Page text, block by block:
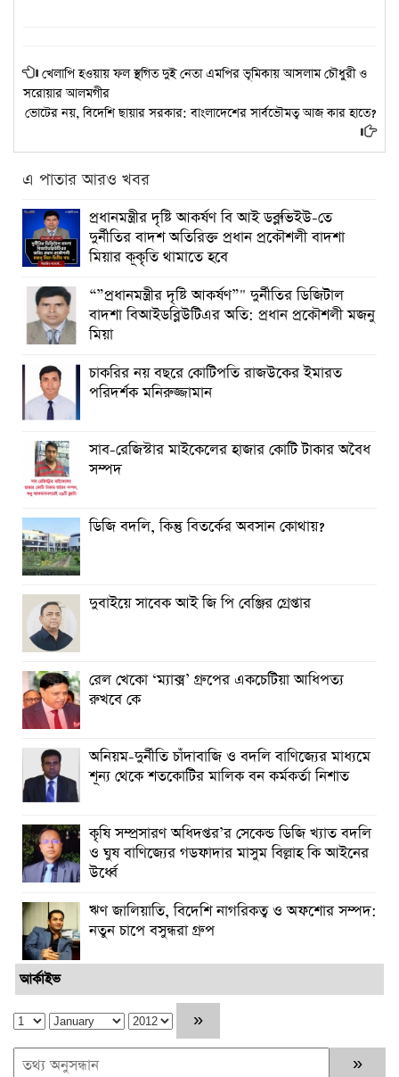
খেলাপি হওয়ায় ফল স্থগিত দুই নেতা এমপির ভূমিকায় আসলাম চৌধুরী ও
সরোয়ার আলমগীর
ভোটের নয়, বিদেশি ছায়ার সরকার: বাংলাদেশের সার্বভৌমত্ব আজ কার হাতে?
এ পাতার আরও খবর
প্রধানমন্ত্রীর দৃষ্টি আকর্ষণ বি আই ডব্লুভিইউ-তে
দুর্নীতির বাদশ অতিরিক্ত প্রধান প্রকৌশলী বাদশা
মিয়ার কূকৃতি থামাতে হবে
“”প্রধানমন্ত্রীর দৃষ্টি আকর্ষণ”" দুর্নীতির ডিজিটাল
বাদশা বিআইডব্লিউটিএর অতি: প্রধান প্রকৌশলী মজনু
মিয়া
চাকরির নয় বছরে কোটিপতি রাজউকের ইমারত
পরিদর্শক মনিরুজ্জামান
সাব-রেজিস্টার মাইকেলের হাজার কোটি টাকার অবৈধ
সম্পদ
ডিজি বদলি, কিন্তু বিতর্কের অবসান কোথায়?
দুবাইয়ে সাবেক আই জি পি বেঞ্জির গ্রেপ্তার
রেল খেকো ‘ম্যাক্স’ গ্রুপের একচেটিয়া আধিপত্য
রুখবে কে
অনিয়ম-দুর্নীতি চাঁদাবাজি ও বদলি বাণিজ্যের মাধ্যমে
শূন্য থেকে শতকোটির মালিক বন কর্মকর্তা নিশাত
কৃষি সম্প্রসারণ অধিদপ্তর’র সেকেন্ড ডিজি খ্যাত বদলি
ও ঘুষ বাণিজ্যের গডফাদার মাসুম বিল্লাহ কি আইনের
উর্ধ্বে
ঋণ জালিয়াতি, বিদেশি নাগরিকত্ব ও অফশোর সম্পদ:
নতুন চাপে বসুন্ধরা গ্রুপ
আর্কাইভ